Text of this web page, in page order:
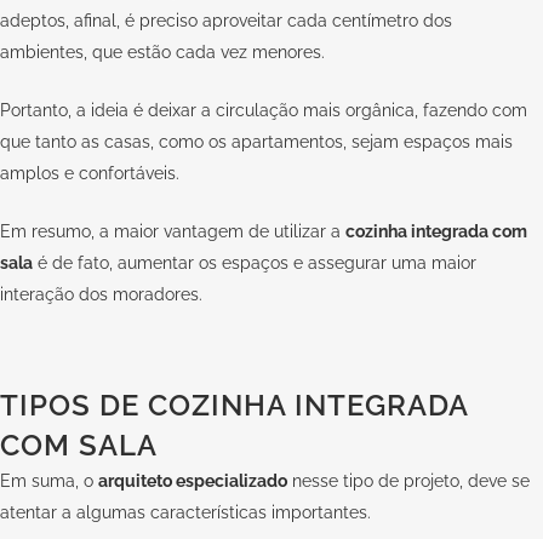
adeptos, afinal, é preciso aproveitar cada centímetro dos
ambientes, que estão cada vez menores.
Portanto, a ideia é deixar a circulação mais orgânica, fazendo com
que tanto as casas, como os apartamentos, sejam espaços mais
amplos e confortáveis.
Em resumo, a maior vantagem de utilizar a cozinha integrada com
sala é de fato, aumentar os espaços e assegurar uma maior
interação dos moradores.
TIPOS DE COZINHA INTEGRADA
COM SALA
Em suma, o arquiteto especializado nesse tipo de projeto, deve se
atentar a algumas características importantes.